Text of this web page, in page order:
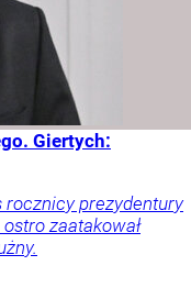
Giertych:
rocznicy prezydentury
zaatakował